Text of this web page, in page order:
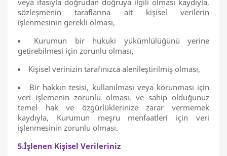
veya ifasıyla doğrudan doğruya ilgili olması kaydıyla,
sözleşmenin taraflarına ait kişisel verilerin
işlenmesinin gerekli olması,
Kurumun bir hukuki yükümlülüğünü yerine
getirebilmesi için zorunlu olması,
Kişisel verinizin tarafınızca alenileştirilmiş olması,
Bir hakkın tesisi, kullanılması veya korunması için
veri işlemenin zorunlu olması, ve sahip olduğunuz
temel hak ve özgürlüklerinize zarar vermemek
kaydıyla, Kurumun meşru menfaatleri için veri
işlenmesinin zorunlu olması.
5.İşlenen Kişisel Verileriniz